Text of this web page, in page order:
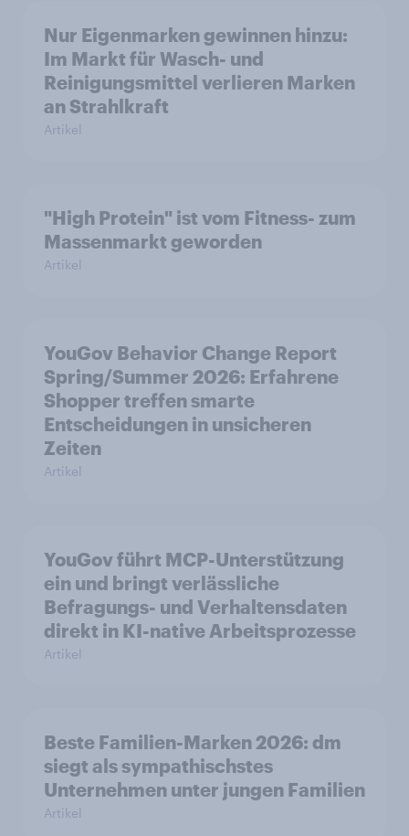
Nur Eigenmarken gewinnen hinzu:
Im Markt für Wasch- und
Reinigungsmittel verlieren Marken
an Strahlkraft
Artikel
"High Protein" ist vom Fitness- zum
Massenmarkt geworden
Artikel
YouGov Behavior Change Report
Spring/Summer 2026: Erfahrene
Shopper treffen smarte
Entscheidungen in unsicheren
Zeiten
Artikel
YouGov führt MCP-Unterstützung
ein und bringt verlässliche
Befragungs- und Verhaltensdaten
direkt in KI-native Arbeitsprozesse
Artikel
Beste Familien-Marken 2026: dm
siegt als sympathischstes
Unternehmen unter jungen Familien
Artikel